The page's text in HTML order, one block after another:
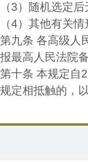
（3）随机选定
（4）其他有关情
第九条 各高级人
报最高人民法院备
第十条 本规定自
规定相抵触的，